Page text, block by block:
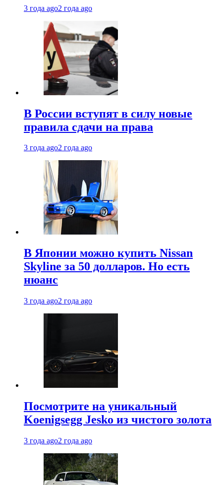
3 года ago2 года ago
В России вступят в силу новые
правила сдачи на права
3 года ago2 года ago
В Японии можно купить Nissan
Skyline за 50 долларов. Но есть
нюанс
3 года ago2 года ago
Посмотрите на уникальный
Koenigsegg Jesko из чистого золота
3 года ago2 года ago